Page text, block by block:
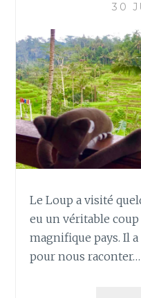
30
Le Loup a visité
eu un véritable
magnifique pays. Il
pour nous raconter…